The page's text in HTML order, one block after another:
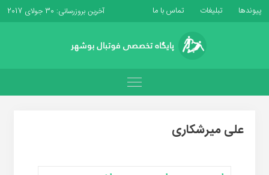
پیوندها تبلیغات تماس با ما آخرین بروزرسانی: 30 جولای 2017
علی میرشکاری